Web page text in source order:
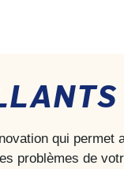
qui
problèmes de